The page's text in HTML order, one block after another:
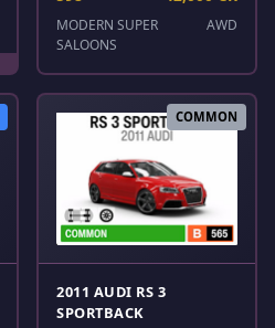
MODERN SUPER
SALOONS
AWD
COMMON
2011 AUDI RS 3
SPORTBACK